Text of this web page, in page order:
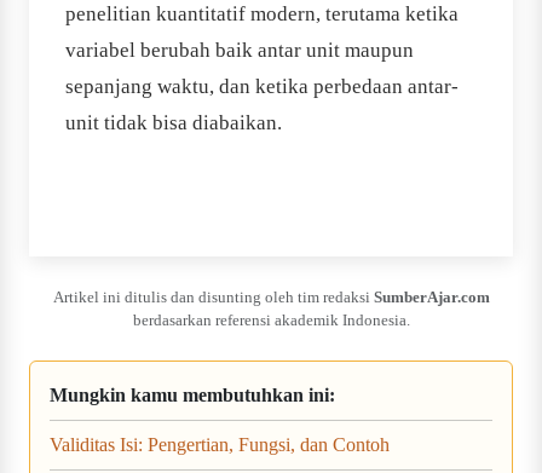
penelitian kuantitatif modern, terutama ketika
variabel berubah baik antar unit maupun
sepanjang waktu, dan ketika perbedaan antar-
unit tidak bisa diabaikan.
Artikel ini ditulis dan disunting oleh tim redaksi SumberAjar.com
berdasarkan referensi akademik Indonesia.
Mungkin kamu membutuhkan ini:
Validitas Isi: Pengertian, Fungsi, dan Contoh